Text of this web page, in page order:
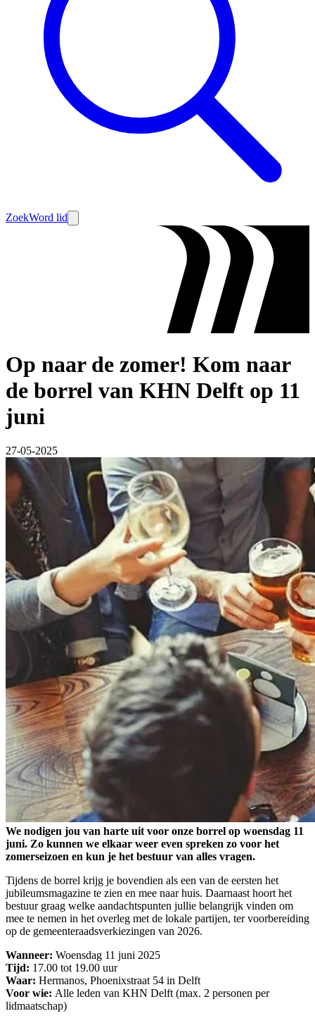
ZoekWord lid
Op naar de zomer! Kom naar
de borrel van KHN Delft op 11
juni
27-05-2025
We nodigen jou van harte uit voor onze borrel op woensdag 11
juni. Zo kunnen we elkaar weer even spreken zo voor het
zomerseizoen en kun je het bestuur van alles vragen.
Tijdens de borrel krijg je bovendien als een van de eersten het
jubileumsmagazine te zien en mee naar huis. Daarnaast hoort het
bestuur graag welke aandachtspunten jullie belangrijk vinden om
mee te nemen in het overleg met de lokale partijen, ter voorbereiding
op de gemeenteraadsverkiezingen van 2026.
Wanneer: Woensdag 11 juni 2025
Tijd: 17.00 tot 19.00 uur
Waar: Hermanos, Phoenixstraat 54 in Delft
Voor wie: Alle leden van KHN Delft (max. 2 personen per
lidmaatschap)